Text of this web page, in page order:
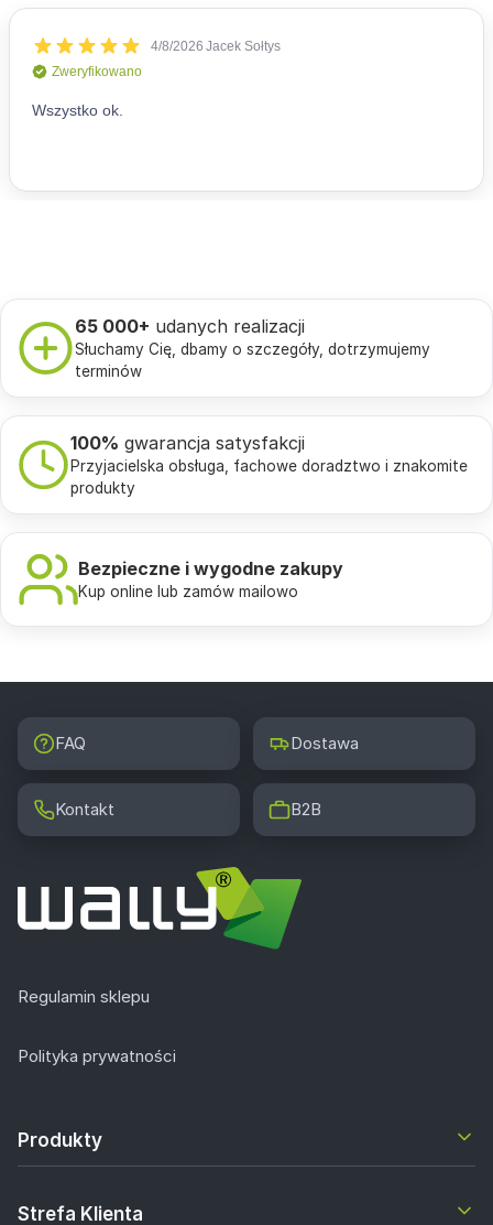
65 000+ udanych realizacji
Słuchamy Cię, dbamy o szczegóły, dotrzymujemy
terminów
100% gwarancja satysfakcji
Przyjacielska obsługa, fachowe doradztwo i znakomite
produkty
Bezpieczne i wygodne zakupy
Kup online lub zamów mailowo
FAQ Dostawa
Kontakt B2B
Regulamin sklepu
Polityka prywatności
Produkty
Strefa Klienta